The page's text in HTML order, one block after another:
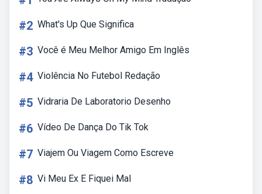
#2 What's Up Que Significa
#3 Você é Meu Melhor Amigo Em Inglês
#4 Violência No Futebol Redação
#5 Vidraria De Laboratorio Desenho
#6 Vídeo De Dança Do Tik Tok
#7 Viajem Ou Viagem Como Escreve
#8 Vi Meu Ex E Fiquei Mal